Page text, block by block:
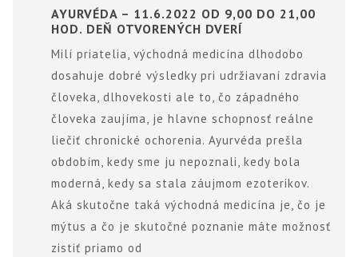
AYURVÉDA – 11.6.2022 OD 9,00 DO 21,00
HOD. DEŇ OTVORENÝCH DVERÍ
Milí priatelia, východná medicína dlhodobo
dosahuje dobré výsledky pri udržiavaní zdravia
človeka, dlhovekosti ale to, čo západného
človeka zaujíma, je hlavne schopnosť reálne
liečiť chronické ochorenia. Ayurvéda prešla
obdobím, kedy sme ju nepoznali, kedy bola
moderná, kedy sa stala záujmom ezoterikov.
Aká skutočne taká východná medicína je, čo je
mýtus a čo je skutočné poznanie máte možnosť
zistiť priamo od